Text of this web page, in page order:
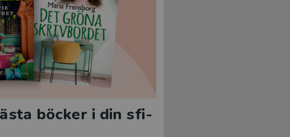
böcker i din sfi-